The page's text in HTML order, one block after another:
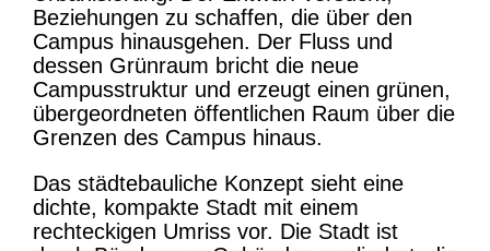
Beziehungen zu schaffen, die über den
Campus hinausgehen. Der Fluss und
dessen Grünraum bricht die neue
Campusstruktur und erzeugt einen grünen,
übergeordneten öffentlichen Raum über die
Grenzen des Campus hinaus.
Das städtebauliche Konzept sieht eine
dichte, kompakte Stadt mit einem
rechteckigen Umriss vor. Die Stadt ist